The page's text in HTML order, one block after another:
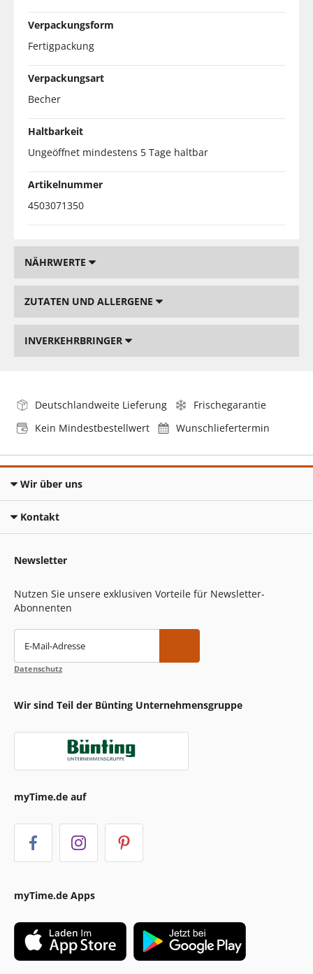
Verpackungsform
Fertigpackung
Verpackungsart
Becher
Haltbarkeit
Ungeöffnet mindestens 5 Tage haltbar
Artikelnummer
4503071350
NÄHRWERTE
ZUTATEN UND ALLERGENE
INVERKEHRBRINGER
Deutschlandweite Lieferung
Frischegarantie
Kein Mindestbestellwert
Wunschliefertermin
Wir über uns
Kontakt
Newsletter
Nutzen Sie unsere exklusiven Vorteile für Newsletter-
Abonnenten
E-Mail-Adresse
Datenschutz
Wir sind Teil der Bünting Unternehmensgruppe
myTime.de auf
myTime.de Apps